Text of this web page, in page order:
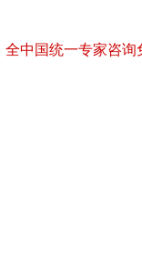
全中国统一专家咨询